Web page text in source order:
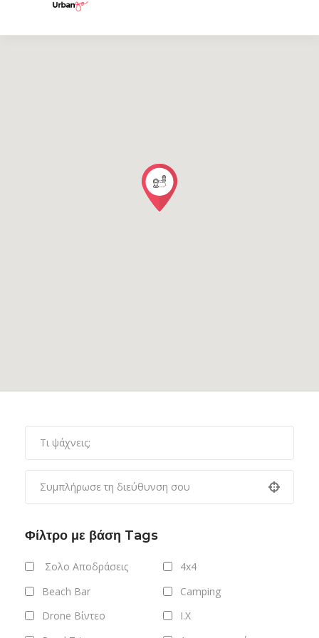
Φίλτρο με βάση Tags
Σολο Αποδράσεις
4x4
Beach Bar
Camping
Drone Βίντεο
I.X